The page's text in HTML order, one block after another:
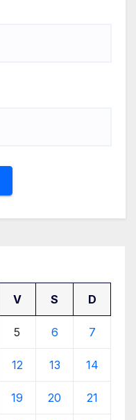
V S D
5 6 7
12 13 14
19 20 21